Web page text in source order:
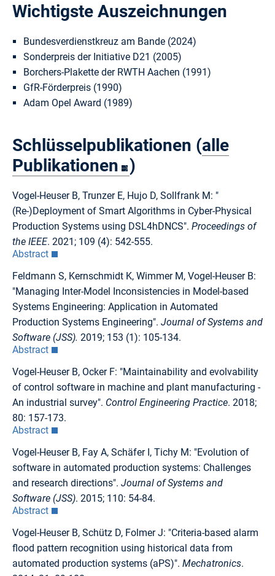
Wichtigste Auszeichnungen
Bundesverdienstkreuz am Bande (2024)
Sonderpreis der Initiative D21 (2005)
Borchers-Plakette der RWTH Aachen (1991)
GfR-Förderpreis (1990)
Adam Opel Award (1989)
Schlüsselpublikationen (alle
Publikationen )
Vogel-Heuser B, Trunzer E, Hujo D, Sollfrank M: "
(Re-)Deployment of Smart Algorithms in Cyber-Physical
Production Systems using DSL4hDNCS". Proceedings of
the IEEE. 2021; 109 (4): 542-555.
Abstract
Feldmann S, Kernschmidt K, Wimmer M, Vogel-Heuser B:
"Managing Inter-Model Inconsistencies in Model-based
Systems Engineering: Application in Automated
Production Systems Engineering". Journal of Systems and
Software (JSS). 2019; 153 (1): 105-134.
Abstract
Vogel-Heuser B, Ocker F: "Maintainability and evolvability
of control software in machine and plant manufacturing -
An industrial survey". Control Engineering Practice. 2018;
80: 157-173.
Abstract
Vogel-Heuser B, Fay A, Schäfer I, Tichy M: "Evolution of
software in automated production systems: Challenges
and research directions". Journal of Systems and
Software (JSS). 2015; 110: 54-84.
Abstract
Vogel-Heuser B, Schütz D, Folmer J: "Criteria-based alarm
flood pattern recognition using historical data from
automated production systems (aPS)". Mechatronics.